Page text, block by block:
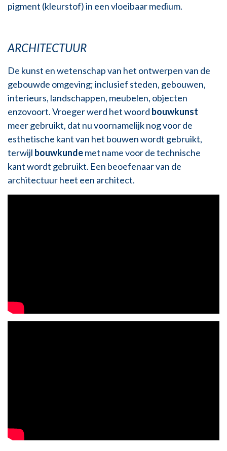
pigment (kleurstof) in een vloeibaar medium.
ARCHITECTUUR
De kunst en wetenschap van het ontwerpen van de
gebouwde omgeving; inclusief steden, gebouwen,
interieurs, landschappen, meubelen, objecten
enzovoort. Vroeger werd het woord bouwkunst
meer gebruikt, dat nu voornamelijk nog voor de
esthetische kant van het bouwen wordt gebruikt,
terwijl bouwkundemet name voor de technische
kant wordt gebruikt. Een beoefenaar van de
architectuur heet een architect.